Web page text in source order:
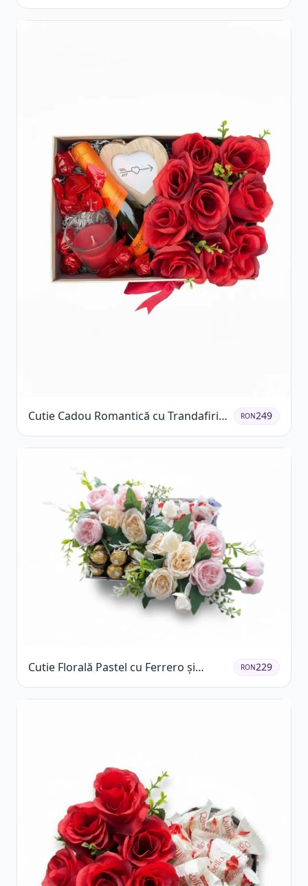
Rocher și Trandafiri Pastel
Cutie Cadou Romantică cu Trandafiri
Șampanie și Lumânare
RON249
Cutie Florală Pastel cu Ferrero și
Raffaello
RON229